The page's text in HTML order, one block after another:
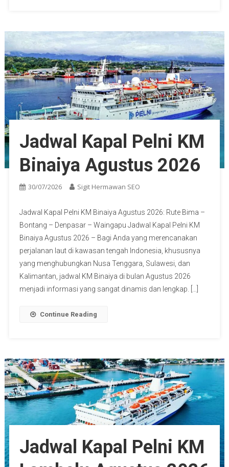
Jadwal Kapal Pelni KM
Binaiya Agustus 2026
30/07/2026 Sigit Hermawan SEO
Jadwal Kapal Pelni KM Binaiya Agustus 2026: Rute Bima –
Bontang – Denpasar – Waingapu Jadwal Kapal Pelni KM
Binaiya Agustus 2026 – Bagi Anda yang merencanakan
perjalanan laut di kawasan tengah Indonesia, khususnya
yang menghubungkan Nusa Tenggara, Sulawesi, dan
Kalimantan, jadwal KM Binaiya di bulan Agustus 2026
menjadi informasi yang sangat dinamis dan lengkap. […]
Continue Reading
Jadwal Kapal Pelni KM